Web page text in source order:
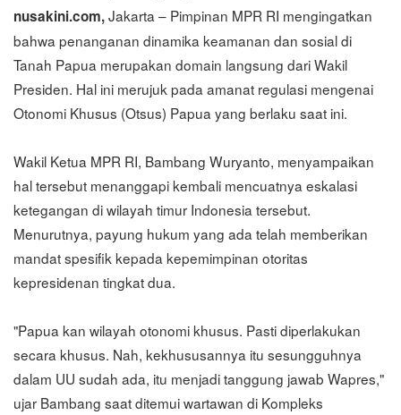
nusakini.com,Jakarta – Pimpinan MPR RI mengingatkan
bahwa penanganan dinamika keamanan dan sosial di
Tanah Papua merupakan domain langsung dari Wakil
Presiden. Hal ini merujuk pada amanat regulasi mengenai
Otonomi Khusus (Otsus) Papua yang berlaku saat ini.
Wakil Ketua MPR RI, Bambang Wuryanto, menyampaikan
hal tersebut menanggapi kembali mencuatnya eskalasi
ketegangan di wilayah timur Indonesia tersebut.
Menurutnya, payung hukum yang ada telah memberikan
mandat spesifik kepada kepemimpinan otoritas
kepresidenan tingkat dua.
"Papua kan wilayah otonomi khusus. Pasti diperlakukan
secara khusus. Nah, kekhususannya itu sesungguhnya
dalam UU sudah ada, itu menjadi tanggung jawab Wapres,"
ujar Bambang saat ditemui wartawan di Kompleks